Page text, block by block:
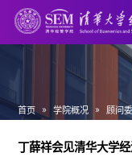
首页 » 学院概况 » 顾问
丁薛祥会见清华大学